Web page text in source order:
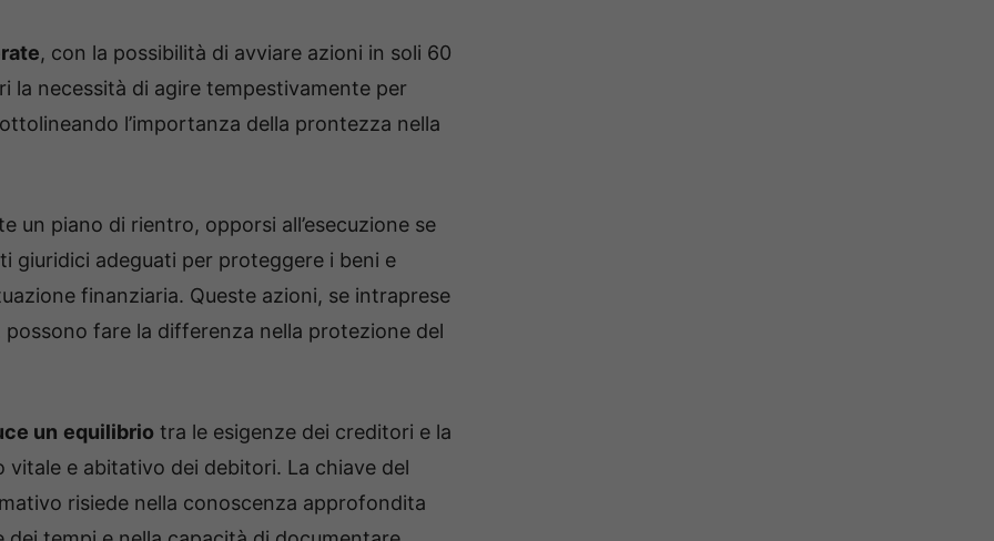
, con la possibilità di avviare azioni in soli 60
la necessità di agire tempestivamente per
l’importanza della prontezza nella
un piano di rientro, opporsi all’esecuzione se
giuridici adeguati per proteggere i beni e
finanziaria. Queste azioni, se intraprese
fare la differenza nella protezione del
un equilibrio tra le esigenze dei creditori e la
e abitativo dei debitori. La chiave del
risiede nella conoscenza approfondita